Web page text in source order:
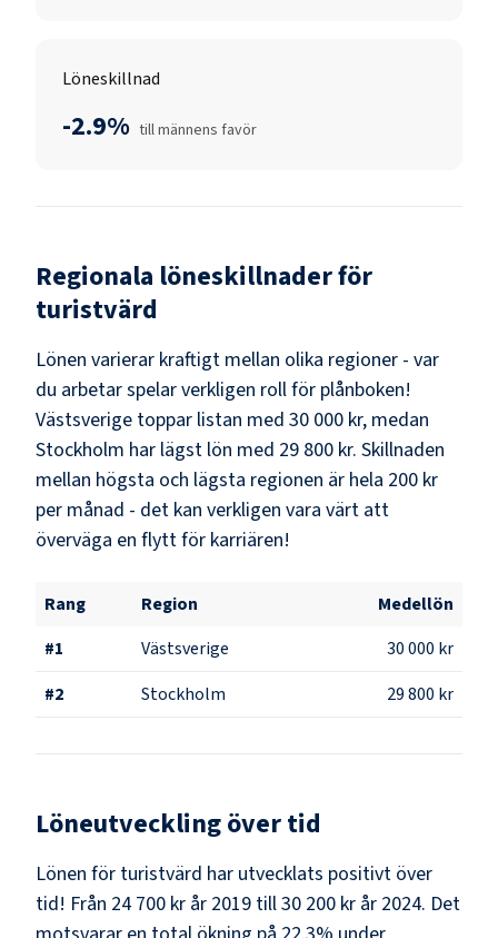
Löneskillnad
-2.9% till männens favör
Regionala löneskillnader för
turistvärd
Lönen varierar kraftigt mellan olika regioner - var
du arbetar spelar verkligen roll för plånboken!
Västsverige toppar listan med 30 000 kr, medan
Stockholm har lägst lön med 29 800 kr. Skillnaden
mellan högsta och lägsta regionen är hela 200 kr
per månad - det kan verkligen vara värt att
överväga en flytt för karriären!
Rang Region
Medellön
#1 Västsverige
30 000 kr
#2 Stockholm 29 800 kr
Löneutveckling över tid
Lönen för turistvärd har utvecklats positivt över
tid! Från 24 700 kr år 2019 till 30 200 kr år 2024. Det